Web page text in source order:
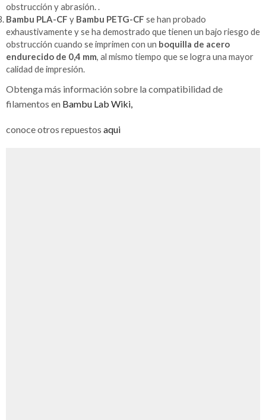
obstrucción y abrasión. .
Bambu PLA-CF y Bambu PETG-CF se han probado
exhaustivamente y se ha demostrado que tienen un bajo riesgo de
obstrucción cuando se imprimen con un boquilla de acero
endurecido de 0,4 mm, al mismo tiempo que se logra una mayor
calidad de impresión.
Obtenga más información sobre la compatibilidad de
filamentos en Bambu Lab Wiki,
conoce otros repuestos aqui